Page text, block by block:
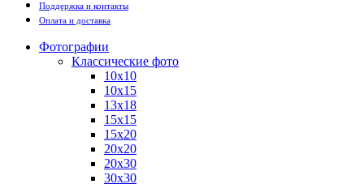
Поддержка и контакты
Оплата и доставка
Фотографии
Классические фото
10х10
10х15
13х18
15х15
15х20
20х20
20х30
30х30